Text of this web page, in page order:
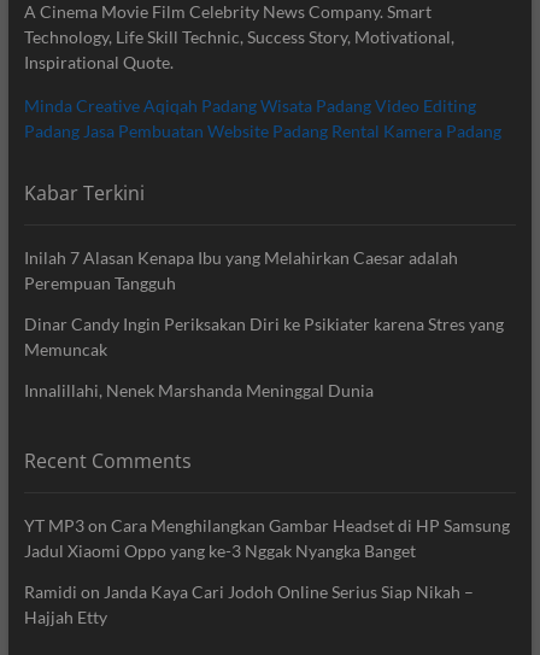
A Cinema Movie Film Celebrity News Company. Smart
Technology, Life Skill Technic, Success Story, Motivational,
Inspirational Quote.
Minda CreativeAqiqah PadangWisata PadangVideo Editing
Padang Jasa Pembuatan Website Padang Rental Kamera Padang
Kabar Terkini
Inilah 7 Alasan Kenapa Ibu yang Melahirkan Caesar adalah
Perempuan Tangguh
Dinar Candy Ingin Periksakan Diri ke Psikiater karena Stres yang
Memuncak
Innalillahi, Nenek Marshanda Meninggal Dunia
Recent Comments
YT MP3on Cara Menghilangkan Gambar Headset di HP Samsung
Jadul Xiaomi Oppo yang ke-3 Nggak Nyangka Banget
Ramidi on Janda Kaya Cari Jodoh Online Serius Siap Nikah –
Hajjah Etty